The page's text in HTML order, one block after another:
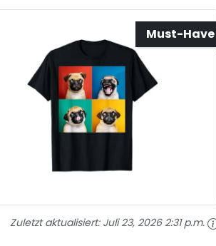
Must-Have
Zuletzt aktualisiert: Juli 23, 2026 2:31 p.m.